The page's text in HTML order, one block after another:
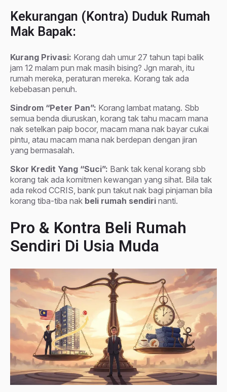
Kekurangan (Kontra) Duduk Rumah
Mak Bapak:
Kurang Privasi: Korang dah umur 27 tahun tapi balik
jam 12 malam pun mak masih bising? Jgn marah, itu
rumah mereka, peraturan mereka. Korang tak ada
kebebasan penuh.
Sindrom “Peter Pan”: Korang lambat matang. Sbb
semua benda diuruskan, korang tak tahu macam mana
nak setelkan paip bocor, macam mana nak bayar cukai
pintu, atau macam mana nak berdepan dengan jiran
yang bermasalah.
Skor Kredit Yang “Suci”: Bank tak kenal korang sbb
korang tak ada komitmen kewangan yang sihat. Bila tak
ada rekod CCRIS, bank pun takut nak bagi pinjaman bila
korang tiba-tiba nak beli rumah sendiri nanti.
Pro & Kontra Beli Rumah
Sendiri Di Usia Muda